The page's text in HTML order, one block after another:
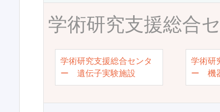
学術研究支援総合
学術研究支援総合センタ
ー 遺伝子実験施設
学術研
ー 機